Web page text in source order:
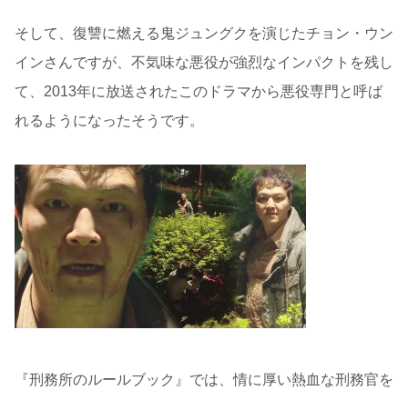
そして、復讐に燃える鬼ジュングクを演じたチョン・ウン
インさんですが、不気味な悪役が強烈なインパクトを残し
て、2013年に放送されたこのドラマから悪役専門と呼ば
れるようになったそうです。
『刑務所のルールブック』では、情に厚い熱血な刑務官を